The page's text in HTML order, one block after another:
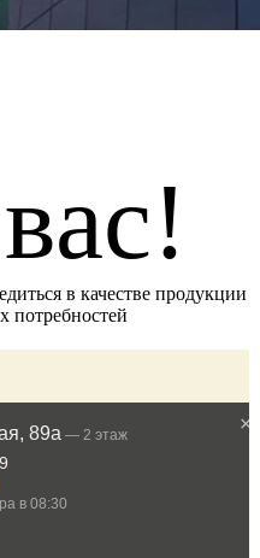
в качестве продукции
потребностей